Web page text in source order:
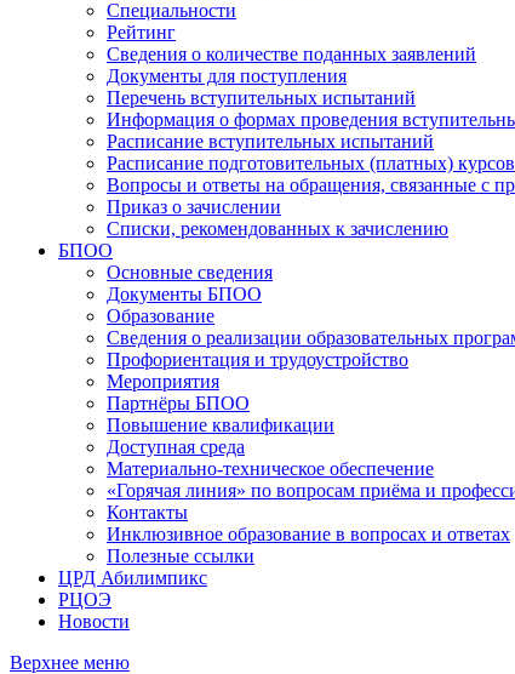
Специальности
Рейтинг
Сведения о количестве поданных заявлений
Документы для поступления
Перечень вступительных испытаний
Информация о формах проведения
Расписание вступительных испытаний
Расписание подготовительных (платных) курсов
Вопросы и ответы на обращения, связанные с
Приказ о зачислении
Списки, рекомендованных к зачислению
БПОО
Основные сведения
Документы БПОО
Образование
Сведения о реализации образовательных
Профориентация и трудоустройство
Мероприятия
Партнёры БПОО
Повышение квалификации
Доступная среда
Материально-техническое обеспечение
«Горячая линия» по вопросам приёма и
Контакты
Инклюзивное образование в вопросах и ответах
Полезные ссылки
ЦРД Абилимпикс
РЦОЭ
Новости
Верхнее меню